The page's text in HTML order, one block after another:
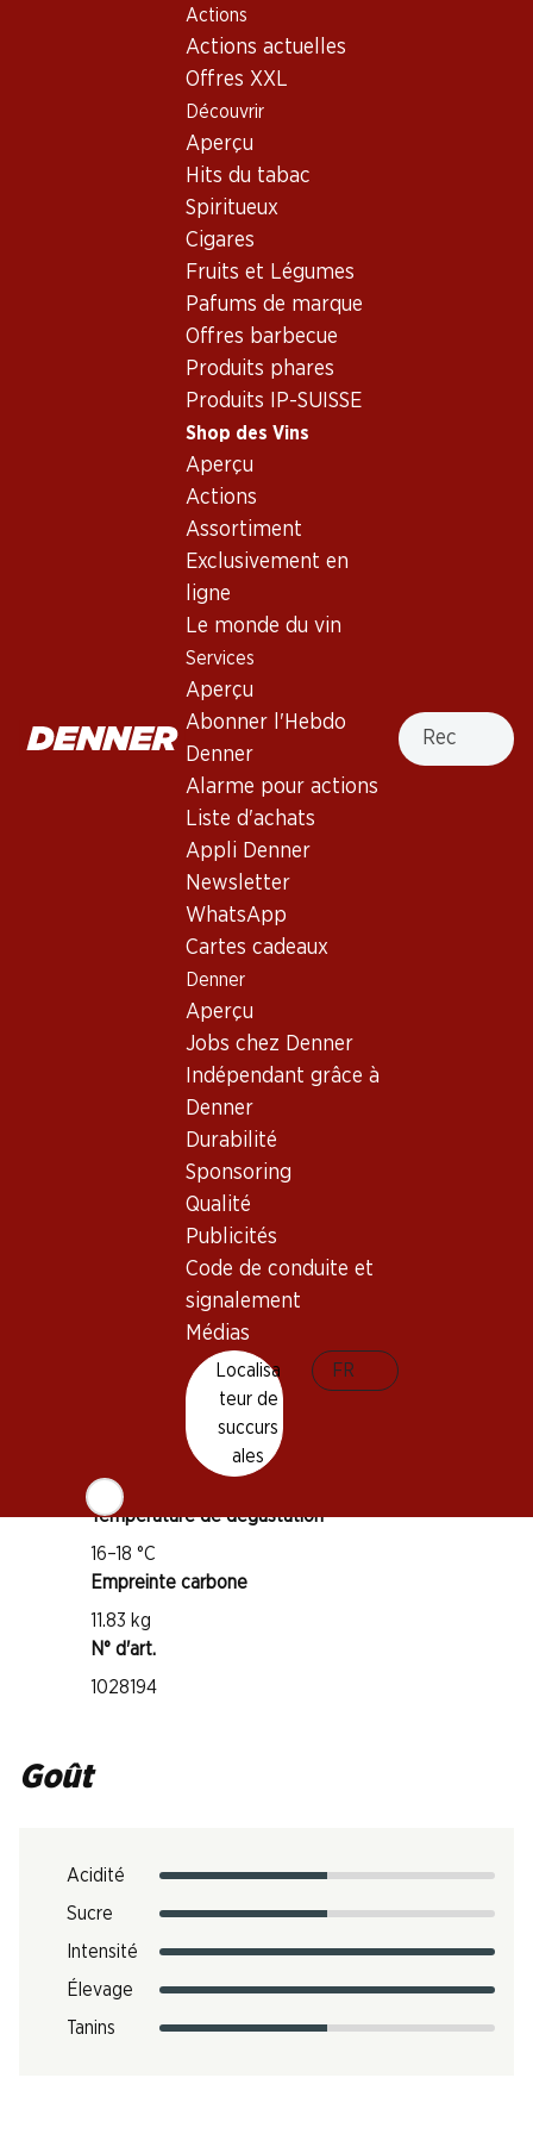
Actions
Actions actuelles
Offres XXL
Découvrir
Aperçu
Hits du tabac
Spiritueux
Cigares
Fruits et Légumes
Pafums de marque
Offres barbecue
Produits phares
Produits IP-SUISSE
Shop des Vins
Aperçu
Actions
Assortiment
Exclusivement en
ligne
Le monde du vin
Services
Aperçu
Abonner l'Hebdo
Denner
Alarme pour actions
Liste d'achats
Appli Denner
Newsletter
WhatsApp
Cartes cadeaux
Denner
Aperçu
Jobs chez Denner
Indépendant grâce à
Denner
Durabilité
Sponsoring
Qualité
Publicités
Code de conduite et
signalement
Médias
Localisa
teur de
succurs
ales
FR
Recherche
Shop des Vins
Chili
Central Valley
Concha y Toro Casillero del Diablo Cabernet Sauvignon
Recto Verso
Concha y Toro Casillero del
Diablo Cabernet Sauvignon
Vin rouge,Chili,Central Valley, 2023
Robe pourpre dense. Au nez parfum de Crème de cassis,
densément tassée avec des arômes de cerise rouge et de
moelleux et finale très persistante.
Bon à savoir
Température de dégustation
16–18 °C
Empreinte carbone
11.83 kg
N° d'art.
1028194
Goût
Acidité
Sucre
Intensité
Élevage
Tanins